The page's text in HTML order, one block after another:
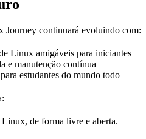
continuará evoluindo com:
Linux amigáveis para iniciantes
e manutenção contínua
estudantes do mundo todo
de forma livre e aberta.